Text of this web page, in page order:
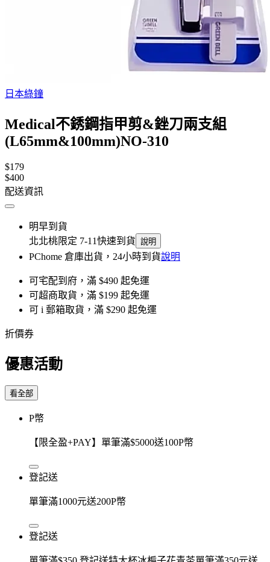
日本綠鐘
Medical不銹鋼指甲剪&銼刀兩支組
(L65mm&100mm)NO-310
$179
$400
配送資訊
明早到貨
北北桃限定 7-11快速到貨 說明
PChome 倉庫出貨，24小時到貨說明
可宅配到府，滿 $490 起免運
可超商取貨，滿 $199 起免運
可 i 郵箱取貨，滿 $290 起免運
折價券
優惠活動
看全部
P幣
【限全盈+PAY】單筆滿$5000送100P幣
登記送
單筆滿1000元送200P幣
登記送